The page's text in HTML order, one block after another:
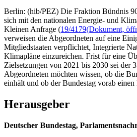
Berlin: (hib/PEZ) Die Fraktion Bündnis
sich mit den nationalen Energie- und
Kleinen Anfrage (19/4179(Dokument,
verweisen die Abgeordneten auf eine
Mitgliedstaaten verpflichtet, Integrierte
Klimapläne einzureichen. Frist für eine
Zielsetzungen von 2021 bis 2030 sei der
Abgeordneten möchten wissen, ob die
einhält und ob der Bundestag vorab
Herausgeber
Deutscher Bundestag,